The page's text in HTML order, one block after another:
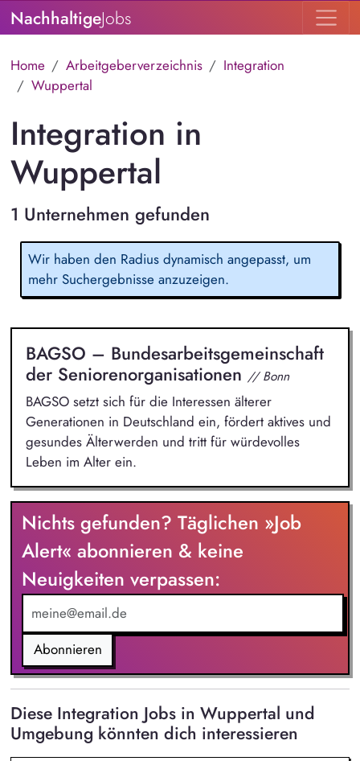
NachhaltigeJobs
Home Arbeitgeberverzeichnis
Integration
Wuppertal
Integration in
Wuppertal
1 Unternehmen gefunden
Wir haben den Radius dynamisch angepasst, um
mehr Suchergebnisse anzuzeigen.
BAGSO – Bundesarbeitsgemeinschaft
der Seniorenorganisationen // Bonn
BAGSO setzt sich für die Interessen älterer
Generationen in Deutschland ein, fördert aktives und
gesundes Älterwerden und tritt für würdevolles
Leben im Alter ein.
Nichts gefunden? Täglichen »Job
Alert« abonnieren & keine
Neuigkeiten verpassen:
Abonnieren
Diese Integration Jobs in Wuppertal und
Umgebung könnten dich interessieren